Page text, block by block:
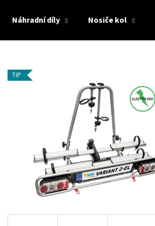
Náhradní díly Nosiče kol
TIP
HLEDAT
Doporučujeme